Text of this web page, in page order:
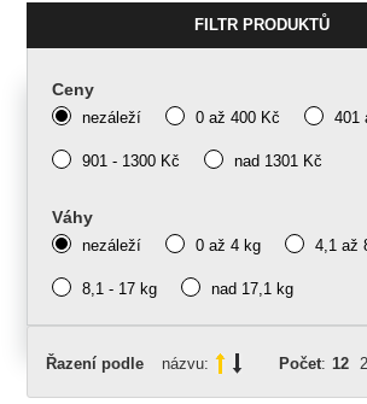
FILTR PRODUKTŮ
Ceny
nezáleží 0 až 400 Kč 401
901 - 1300 Kč nad 1301 Kč
Váhy
nezáleží 0 až 4 kg 4,1 až
8,1 - 17 kg nad 17,1 kg
Řazení podle názvu: Počet: 12